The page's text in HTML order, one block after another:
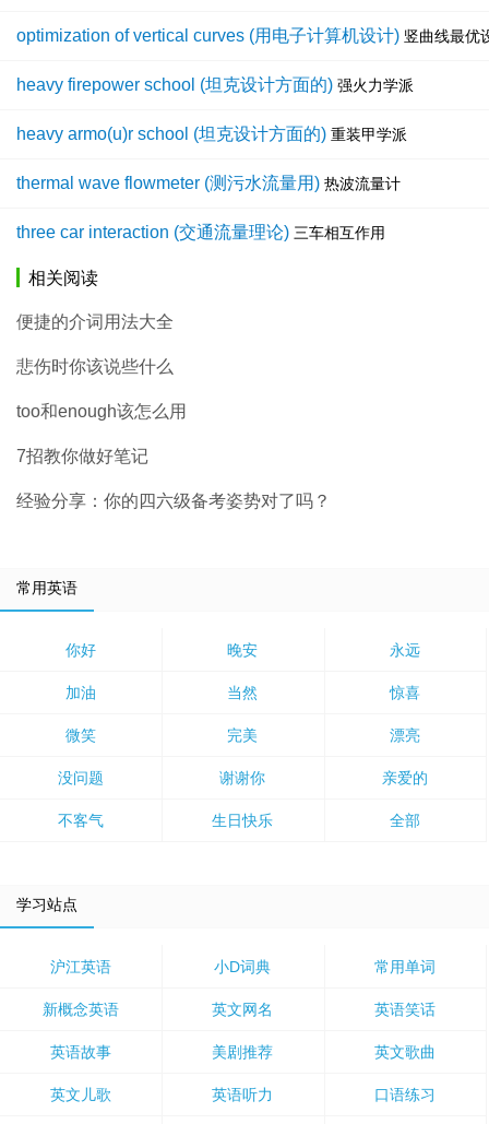
optimization of vertical curves (用电子计算机设计) 竖曲线最优
heavy firepower school (坦克设计方面的) 强火力学派
heavy armo(u)r school (坦克设计方面的) 重装甲学派
thermal wave flowmeter (测污水流量用) 热波流量计
three car interaction (交通流量理论) 三车相互作用
相关阅读
便捷的介词用法大全
悲伤时你该说些什么
too和enough该怎么用
7招教你做好笔记
经验分享：你的四六级备考姿势对了吗？
常用英语
你好 晚安 永远
加油 当然 惊喜
微笑 完美 漂亮
没问题 谢谢你 亲爱的
不客气 生日快乐 全部
学习站点
沪江英语 小D词典 常用单词
新概念英语 英文网名 英语笑话
英语故事 美剧推荐 英文歌曲
英文儿歌 英语听力 口语练习